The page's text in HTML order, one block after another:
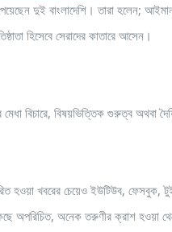
দুই বাংলাদেশি। তারা হলেন;
হিসেবে সেরাদের কাতারে আসেন।
বিষয়ভিত্তিক গুরুত্ব অথবা
হওয়া খবরের চেয়েও ইউটিউব,
অপরিচিত, অনেক তরুণীর ক্রাশ হওয়া